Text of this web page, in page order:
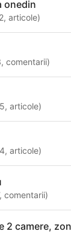
onedin
,articole)
,comentarii)
,articole)
,articole)
,comentarii)
2 camere,